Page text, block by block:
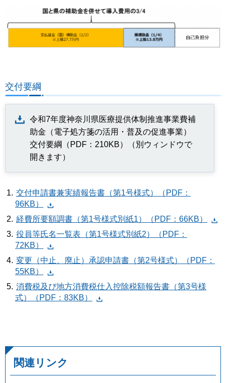
交付要綱
令和7年度神奈川県医療提供体制推進事業費補
助金（電子処方箋の活用・普及の促進事業）
交付要綱（PDF：210KB）（別ウィンドウで
開きます）
交付申請書兼実績報告書（第1号様式）（PDF：
96KB）
経費所要額調書（第1号様式別紙1）（PDF：66KB）
役員等氏名一覧表（第1号様式別紙2）（PDF：
72KB）
変更（中止、廃止）承認申請書（第2号様式）（PDF：
55KB）
消費税及び地方消費税仕入控除税額報告書（第3号様
式）（PDF：83KB）
関連リンク